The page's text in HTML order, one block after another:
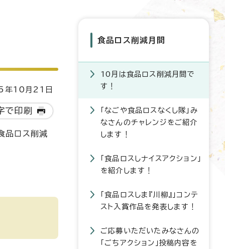
10月21日
で印刷
品ロス削減
食品ロス削減月間
10月は食品ロス削減月間で
す！
「なごや食品ロスなくし隊」み
なさんのチャレンジをご紹介
します！
「食品ロスしナイスアクション」
を紹介します！
「食品ロスしま『川柳』」コンテ
スト入賞作品を発表します！
ご応募いただいたみなさんの
「ごちアクション」投稿内容を